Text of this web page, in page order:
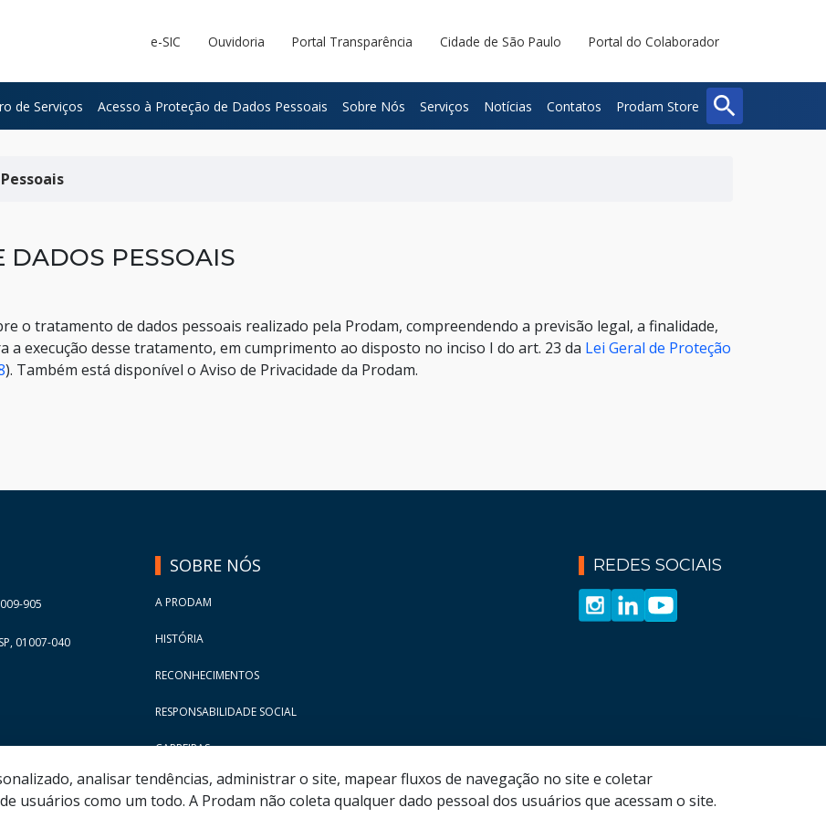
e-SIC Ouvidoria Portal Transparência Cidade de São Paulo Portal do Colaborador
de Serviços Acesso à Proteção de Dados Pessoais Sobre Nós Serviços Notícias Contatos Prodam Store searchBuscar
Fechar
DADOS PESSOAIS
o tratamento de dados pessoais realizado pela Prodam, compreendendo a previsão legal, a finalidade,
a execução desse tratamento, em cumprimento ao disposto no inciso I do art. 23 da Lei Geral de Proteção
). Também está disponível o Aviso de Privacidade da Prodam.
905
01007-040
SOBRE NÓS
A PRODAM
HISTÓRIA
RECONHECIMENTOS
RESPONSABILIDADE SOCIAL
CARREIRAS
REDES SOCIAIS
analisar tendências, administrar o site, mapear fluxos de navegação no site e coletar
usuários como um todo. A Prodam não coleta qualquer dado pessoal dos usuários que acessam o site.